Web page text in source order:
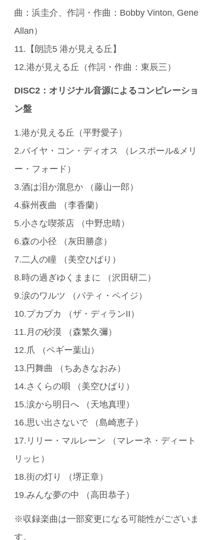
曲：浜圭介、作詞・作曲：Bobby Vinton, Gene
Allan）
11.【朗読5 港が見える丘】
12.港が見える丘（作詞・作曲：東辰三）
DISC2：オリジナル音源によるコンピレーショ
ン盤
1.港が見える丘（平野愛子）
2.バイヤ・コン・ディオス （レスポール&メリ
ー・フォード）
3.酒は泪か溜息か （藤山一郎）
4.蘇州夜曲 （李香蘭）
5.小さな喫茶店 （中野忠晴）
6.森の小径 （灰田勝彦）
7.二人の瞳 （美空ひばり）
8.時の過ぎゆくままに （沢田研二）
9.涙のワルツ （パティ・ペイジ）
10.プカプカ （ザ・ディランII）
11.月の砂漠 （森繁久彌）
12.爪 （ペギー葉山）
13.円舞曲 （ちあきなおみ）
14.さくらの唄 （美空ひばり）
15.涙から明日へ （天地真理）
16.思い出さないで （島崎恵子）
17.リリー・マルレーン （マレーネ・ディート
リッヒ）
18.街の灯り （堺正章）
19.みんな夢の中 （高田恭子）
※収録楽曲は一部変更になる可能性がございま
す。